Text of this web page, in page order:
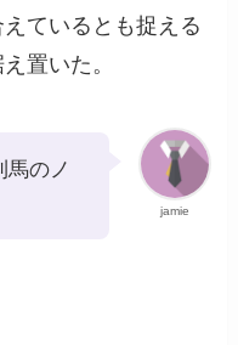
ているとも捉える
置いた。
jamie
馬のノ